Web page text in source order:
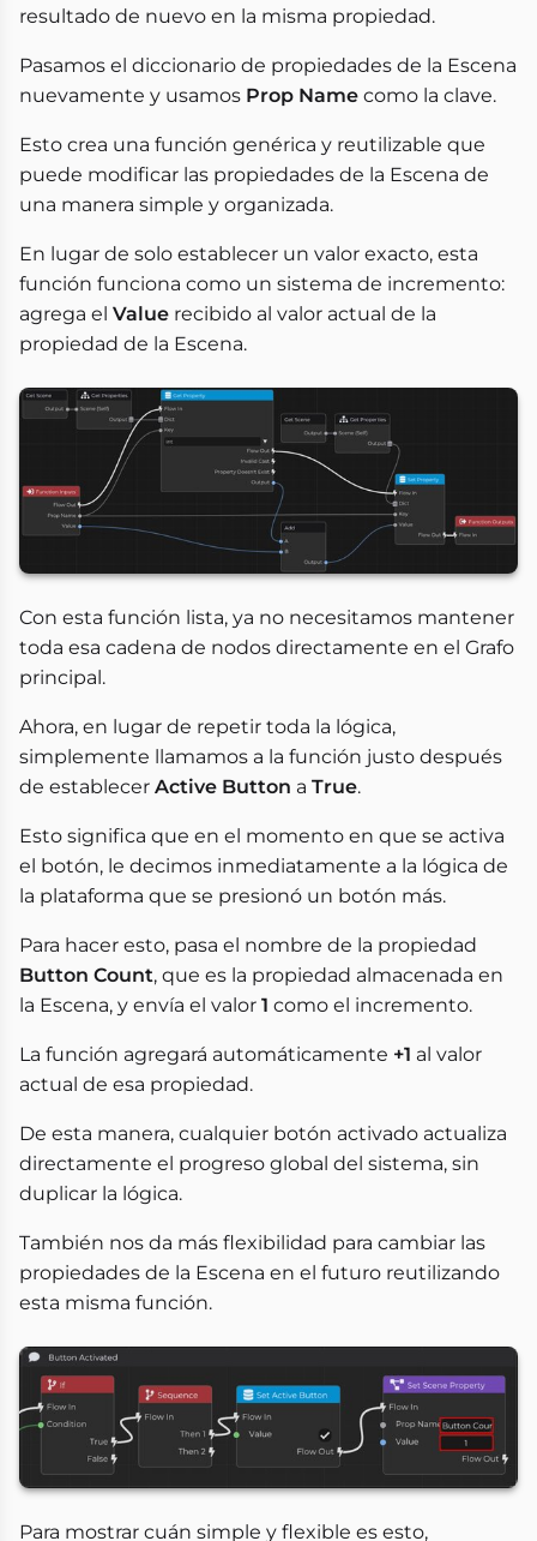
resultado de nuevo en la misma propiedad.
Pasamos el diccionario de propiedades de la Escena
nuevamente y usamos Prop Name como la clave.
Esto crea una función genérica y reutilizable que
puede modificar las propiedades de la Escena de
una manera simple y organizada.
En lugar de solo establecer un valor exacto, esta
función funciona como un sistema de incremento:
agrega el Value recibido al valor actual de la
propiedad de la Escena.
Con esta función lista, ya no necesitamos mantener
toda esa cadena de nodos directamente en el Grafo
principal.
Ahora, en lugar de repetir toda la lógica,
simplemente llamamos a la función justo después
de establecer Active Button a True.
Esto significa que en el momento en que se activa
el botón, le decimos inmediatamente a la lógica de
la plataforma que se presionó un botón más.
Para hacer esto, pasa el nombre de la propiedad
Button Count, que es la propiedad almacenada en
la Escena, y envía el valor 1 como el incremento.
La función agregará automáticamente +1 al valor
actual de esa propiedad.
De esta manera, cualquier botón activado actualiza
directamente el progreso global del sistema, sin
duplicar la lógica.
También nos da más flexibilidad para cambiar las
propiedades de la Escena en el futuro reutilizando
esta misma función.
Para mostrar cuán simple y flexible es esto,